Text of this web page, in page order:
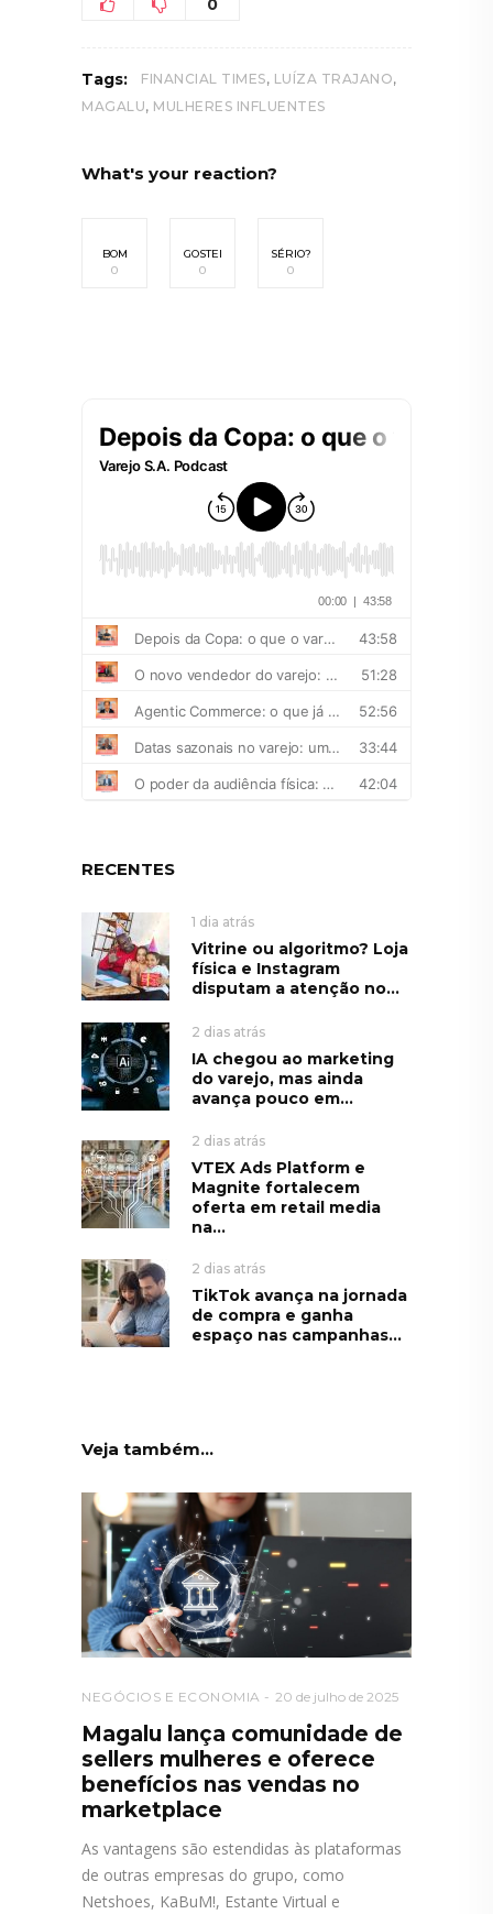
0
Tags: FINANCIAL TIMES, LUÍZA TRAJANO,
MAGALU, MULHERES INFLUENTES
What's your reaction?
BOM
0
GOSTEI
0
SÉRIO?
0
RECENTES
1 dia atrás
Vitrine ou algoritmo? Loja
física e Instagram
disputam a atenção no...
2 dias atrás
IA chegou ao marketing
do varejo, mas ainda
avança pouco em...
2 dias atrás
VTEX Ads Platform e
Magnite fortalecem
oferta em retail media
na...
2 dias atrás
TikTok avança na jornada
de compra e ganha
espaço nas campanhas...
Veja também...
NEGÓCIOS E ECONOMIA 20 de julho de 2025
Magalu lança comunidade de
sellers mulheres e oferece
benefícios nas vendas no
marketplace
As vantagens são estendidas às plataformas
de outras empresas do grupo, como
Netshoes, KaBuM!, Estante Virtual e